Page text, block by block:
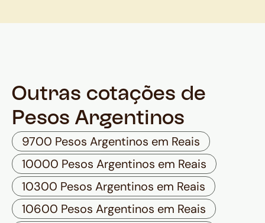
Outras cotações de
Pesos Argentinos
9700 Pesos Argentinos em Reais
10000 Pesos Argentinos em Reais
10300 Pesos Argentinos em Reais
10600 Pesos Argentinos em Reais